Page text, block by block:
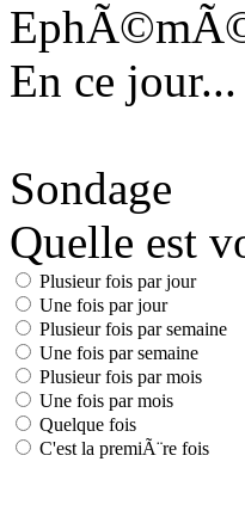
En ce jour...
Sondage
Quelle est
Plusieur fois par jour
Une fois par jour
Plusieur fois par semaine
Une fois par semaine
Plusieur fois par mois
Une fois par mois
Quelque fois
C'est la premiÃ¨re fois